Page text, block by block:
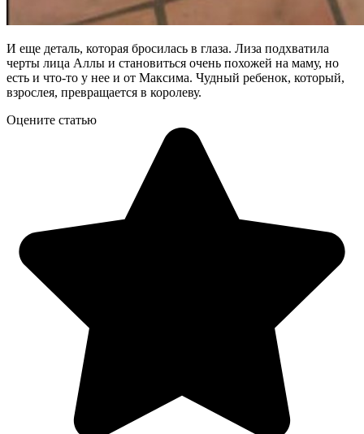
И еще деталь, которая бросилась в глаза. Лиза подхватила
черты лица Аллы и становиться очень похожей на маму, но
есть и что-то у нее и от Максима. Чудный ребенок, который,
взрослея, превращается в королеву.
Оцените статью